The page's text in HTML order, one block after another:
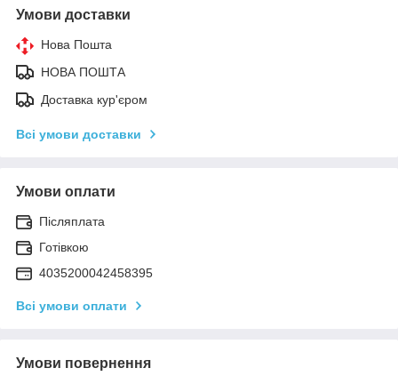
Умови доставки
Нова Пошта
НОВА ПОШТА
Доставка кур'єром
Всі умови доставки
Умови оплати
Післяплата
Готівкою
4035200042458395
Всі умови оплати
Умови повернення